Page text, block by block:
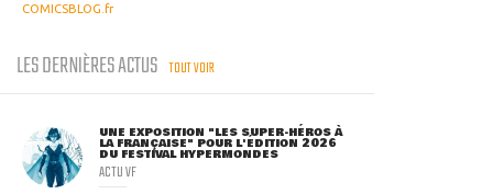
COMICSBLOG.fr
LES DERNIÈRES ACTUS TOUT VOIR
UNE EXPOSITION "LES SUPER-HÉROS À
LA FRANÇAISE" POUR L'ÉDITION 2026
DU FESTIVAL HYPERMONDES
ACTU VF